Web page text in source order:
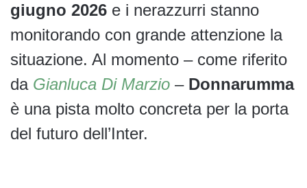
giugno 2026 e i nerazzurri stanno
monitorando con grande attenzione la
situazione. Al momento – come riferito
da Gianluca Di Marzio – Donnarumma
è una pista molto concreta per la porta
del futuro dell’Inter.